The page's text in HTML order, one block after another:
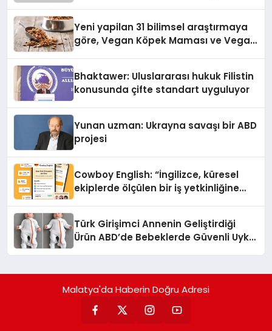
Yeni yapilan 31 bilimsel araştırmaya
göre, Vegan Köpek Maması ve Vegan
Bhaktawer: Uluslararası hukuk Filistin
konusunda çifte standart uyguluyor
Yunan uzman: Ukrayna savaşı bir ABD
projesi
Cowboy English: “İngilizce, küresel
ekiplerde ölçülen bir iş yetkinliğine
Türk Girişimci Annenin Geliştirdiği
Ürün ABD’de Bebeklerde Güvenli Uyku
Malatya'da Haberin Doğru Adresi